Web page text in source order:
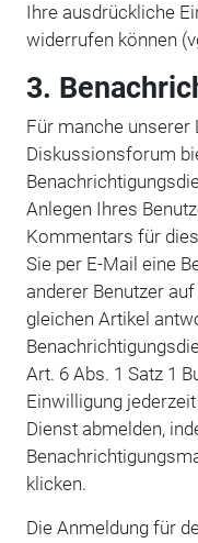
Ihre ausdrückliche
widerrufen können
3.
Für manche unserer
Diskussionsforum
Anlegen Ihres
Kommentars für
Sie per E-Mail eine
anderer Benutzer
gleichen Artikel
Art. 6 Abs. 1 Satz 1
Einwilligung
Dienst abmelden,
klicken.
Die Anmeldung für